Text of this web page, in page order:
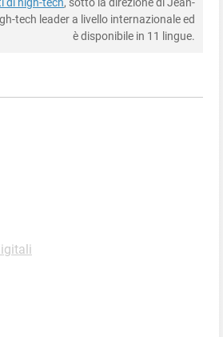
tech leader a livello internazionale ed
è disponibile in 11 lingue.